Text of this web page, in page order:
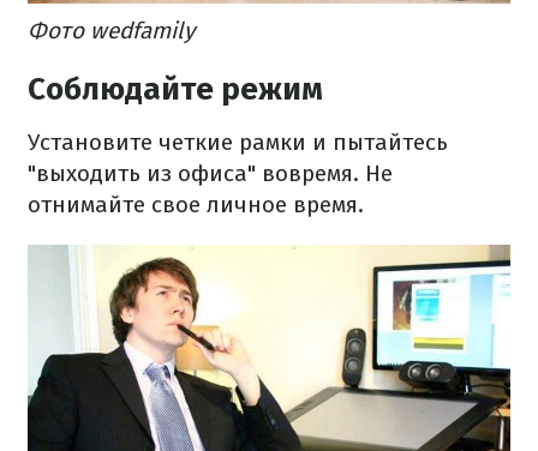
Фото wedfamily
Соблюдайте режим
Установите четкие рамки и пытайтесь
"выходить из офиса" вовремя. Не
отнимайте свое личное время.